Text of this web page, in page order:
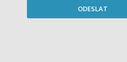
ODESLAT